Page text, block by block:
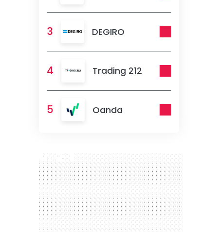
3 DEGIRO
4 Trading 212
5 Oanda
300 x 250